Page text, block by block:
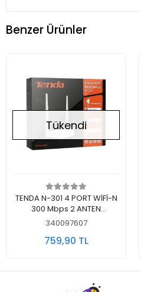
Benzer Ürünler
Stokta Yok
Tükendi
TENDA N-301 4 PORT WİFİ-N
300 Mbps 2 ANTEN
ROUTER/AP
340097607
759,90 TL